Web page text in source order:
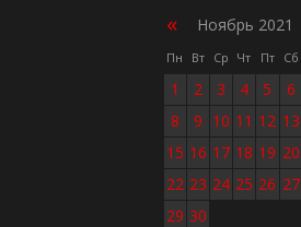
« Ноябрь 2021
Пн Вт Ср Чт Пт Сб
1 2 3 4 5 6
8
9 10 11 12 13
15 16 17 18 19 20
22 23 24 25 26 27
29 30